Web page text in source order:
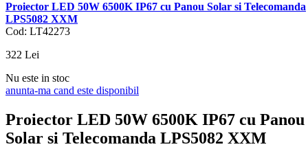
Proiector LED 50W 6500K IP67 cu Panou Solar si Telecomanda
LPS5082 XXM
Cod: LT42273
322 Lei
Nu este in stoc
anunta-ma cand este disponibil
Proiector LED 50W 6500K IP67 cu Panou
Solar si Telecomanda LPS5082 XXM